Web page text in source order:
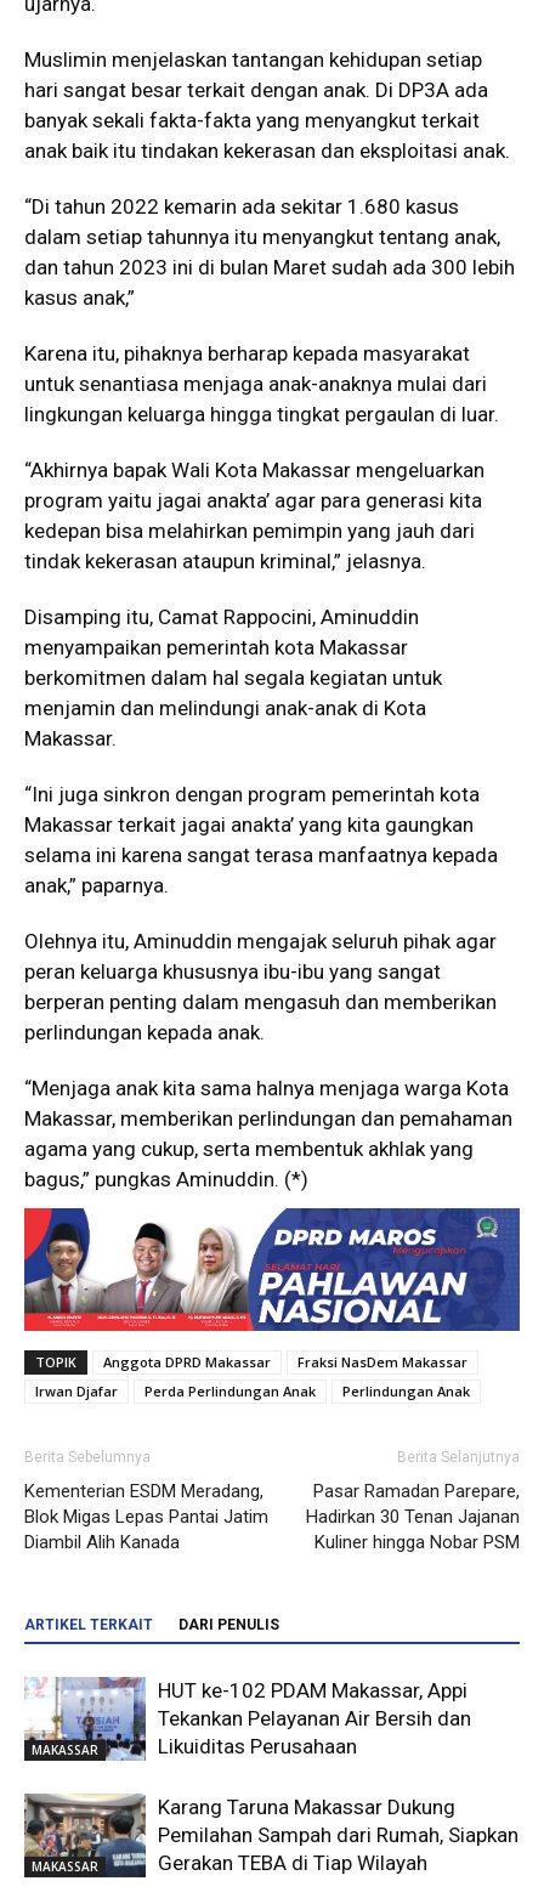
Muslimin menjelaskan tantangan kehidupan setiap
hari sangat besar terkait dengan anak. Di DP3A ada
banyak sekali fakta-fakta yang menyangkut terkait
anak baik itu tindakan kekerasan dan eksploitasi anak.
“Di tahun 2022 kemarin ada sekitar 1.680 kasus
dalam setiap tahunnya itu menyangkut tentang anak,
dan tahun 2023 ini di bulan Maret sudah ada 300 lebih
kasus anak,”
Karena itu, pihaknya berharap kepada masyarakat
untuk senantiasa menjaga anak-anaknya mulai dari
lingkungan keluarga hingga tingkat pergaulan di luar.
“Akhirnya bapak Wali Kota Makassar mengeluarkan
program yaitu jagai anakta’ agar para generasi kita
kedepan bisa melahirkan pemimpin yang jauh dari
tindak kekerasan ataupun kriminal,” jelasnya.
Disamping itu, Camat Rappocini, Aminuddin
menyampaikan pemerintah kota Makassar
berkomitmen dalam hal segala kegiatan untuk
menjamin dan melindungi anak-anak di Kota
Makassar.
“Ini juga sinkron dengan program pemerintah kota
Makassar terkait jagai anakta’ yang kita gaungkan
selama ini karena sangat terasa manfaatnya kepada
anak,” paparnya.
Olehnya itu, Aminuddin mengajak seluruh pihak agar
peran keluarga khususnya ibu-ibu yang sangat
berperan penting dalam mengasuh dan memberikan
perlindungan kepada anak.
“Menjaga anak kita sama halnya menjaga warga Kota
Makassar, memberikan perlindungan dan pemahaman
agama yang cukup, serta membentuk akhlak yang
bagus,” pungkas Aminuddin. (*)
TOPIK Anggota DPRD Makassar
Fraksi NasDem Makassar
Irwan Djafar
Perda Perlindungan Anak Perlindungan Anak
Berita Sebelumnya
Kementerian ESDM Meradang,
Blok Migas Lepas Pantai Jatim
Diambil Alih Kanada
Berita Selanjutnya
Pasar Ramadan Parepare,
Hadirkan 30 Tenan Jajanan
Kuliner hingga Nobar PSM
ARTIKEL TERKAIT DARI PENULIS
MAKASSAR
HUT ke-102 PDAM Makassar, Appi
Tekankan Pelayanan Air Bersih dan
Likuiditas Perusahaan
MAKASSAR
Karang Taruna Makassar Dukung
Pemilahan Sampah dari Rumah, Siapkan
Gerakan TEBA di Tiap Wilayah